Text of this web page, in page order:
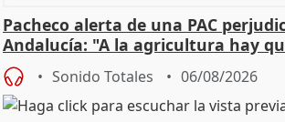
Pacheco alerta de una PAC
Andalucía: "A la agricultura hay
Sonido Totales 06/08/2026